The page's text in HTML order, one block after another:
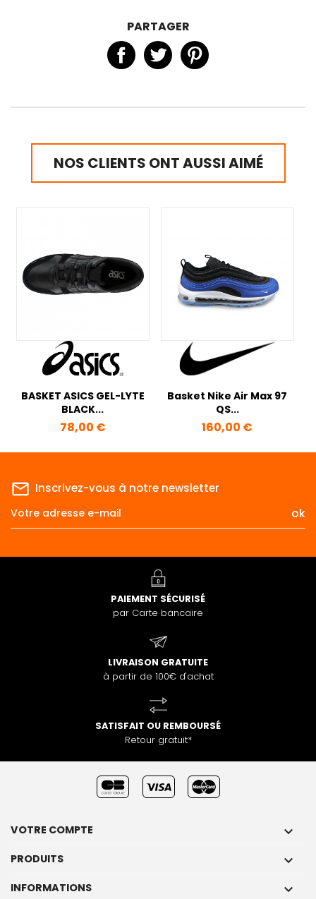
PARTAGER
NOS CLIENTS ONT AUSSI AIMÉ
BASKET ASICS GEL-LYTE
BLACK...
Prix
78,00 €
Basket Nike Air Max 97
QS...
Prix
160,00 €
mail_outline Inscrivez-vous à notre newsletter
PAIEMENT SÉCURISÉ
par Carte bancaire
LIVRAISON GRATUITE
à partir de 100€ d'achat
SATISFAIT OU REMBOURSÉ
Retour gratuit*
VOTRE COMPTE 
PRODUITS 
INFORMATIONS 